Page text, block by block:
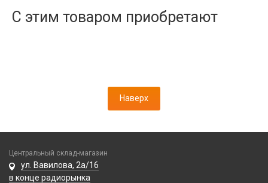
С этим товаром приобретают
Камеры
Проклейки
Шлейфы
Наверх
Центральный склад-магазин
ул. Вавилова, 2а/16
в конце радиорынка